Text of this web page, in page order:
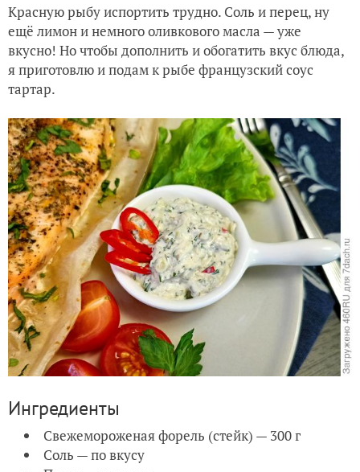
Красную рыбу испортить трудно. Соль и перец, ну
ещё лимон и немного оливкового масла — уже
вкусно! Но чтобы дополнить и обогатить вкус блюда,
я приготовлю и подам к рыбе французский соус
тартар.
Ингредиенты
Свежемороженая форель (стейк) — 300 г
Соль — по вкусу